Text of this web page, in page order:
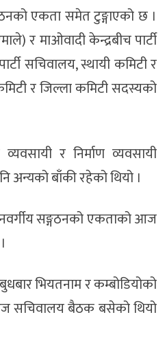
एकता समेत टुङ्गाएको छ ।
र माओवादी केन्द्रबीच पार्टी
सचिवालय, स्थायी कमिटी र
र जिल्ला कमिटी सदस्यको
र निर्माण व्यवसायी
बाँकी रहेको थियो ।
सङ्गठनको एकताको आज
भियतनाम र कम्बोडियोको
सचिवालय बैठक बसेको थियो